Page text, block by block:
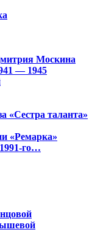
Москина
— 1945
«Сестра таланта»
«Ремарка»
го…